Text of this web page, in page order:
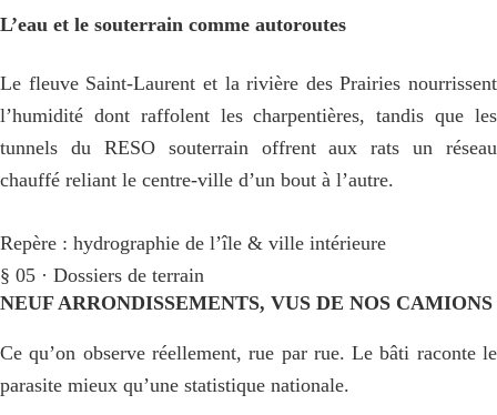
L’eau et le souterrain comme autoroutes
Le fleuve Saint-Laurent et la rivière des Prairies nourrissent
l’humidité dont raffolent les charpentières, tandis que les
tunnels du RESO souterrain offrent aux rats un réseau
chauffé reliant le centre-ville d’un bout à l’autre.
Repère : hydrographie de l’île & ville intérieure
§ 05 · Dossiers de terrain
NEUF ARRONDISSEMENTS, VUS DE NOS CAMIONS
Ce qu’on observe réellement, rue par rue. Le bâti raconte le
parasite mieux qu’une statistique nationale.